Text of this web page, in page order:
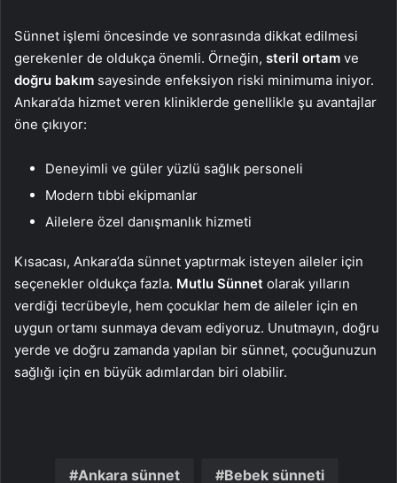
Sünnet işlemi öncesinde ve sonrasında dikkat edilmesi
gerekenler de oldukça önemli. Örneğin, steril ortam ve
doğru bakım sayesinde enfeksiyon riski minimuma iniyor.
Ankara’da hizmet veren kliniklerde genellikle şu avantajlar
öne çıkıyor:
Deneyimli ve güler yüzlü sağlık personeli
Modern tıbbi ekipmanlar
Ailelere özel danışmanlık hizmeti
Kısacası, Ankara’da sünnet yaptırmak isteyen aileler için
seçenekler oldukça fazla. Mutlu Sünnet olarak yılların
verdiği tecrübeyle, hem çocuklar hem de aileler için en
uygun ortamı sunmaya devam ediyoruz. Unutmayın, doğru
yerde ve doğru zamanda yapılan bir sünnet, çocuğunuzun
sağlığı için en büyük adımlardan biri olabilir.
Ankara sünnet Bebek sünneti